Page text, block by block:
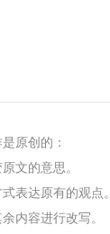
原创的：
文的意思。
表达原有的观点。
内容进行改写。